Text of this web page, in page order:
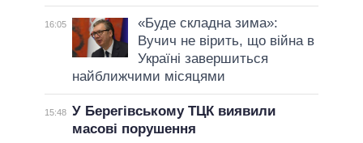
16:05
«Буде складна зима»:
Вучич не вірить, що війна в
Україні завершиться
найближчими місяцями
15:48 У Берегівському ТЦК виявили
масові порушення